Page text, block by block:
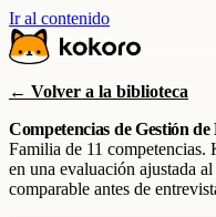
Ir al contenido
← Volver a la biblioteca
Competencias de Gestión
Familia de 11 competencias.
en una evaluación ajustada
comparable antes de